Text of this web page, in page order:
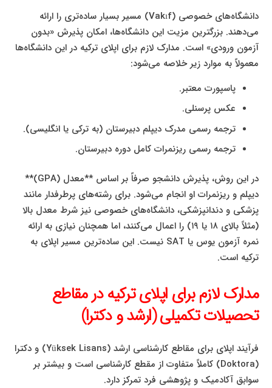
دانشگاه‌های خصوصی (Vakıf) مسیر بسیار ساده‌تری را ارائه
می‌دهند. بزرگترین مزیت این دانشگاه‌ها، امکان پذیرش «بدون
آزمون ورودی» است. مدارک لازم برای اپلای ترکیه در این دانشگاه‌ها
معمولاً به موارد زیر خلاصه می‌شود:
پاسپورت معتبر.
عکس پرسنلی.
ترجمه رسمی مدرک دیپلم دبیرستان (به ترکی یا انگلیسی).
ترجمه رسمی ریزنمرات کامل دوره دبیرستان.
در این روش، پذیرش دانشجو صرفاً بر اساس **معدل (GPA)**
دیپلم و ریزنمرات او انجام می‌شود. برای رشته‌های پرطرفدار مانند
پزشکی و دندانپزشکی، دانشگاه‌های خصوصی نیز شرط معدل بالا
(مثلاً بالای ۱۸ یا ۱۹) را اعمال می‌کنند، اما همچنان نیازی به ارائه
نمره آزمون یوس یا SAT نیست. این ساده‌ترین مسیر اپلای به
ترکیه است.
مدارک لازم برای اپلای ترکیه در مقاطع
تحصیلات تکمیلی (ارشد و دکترا)
فرآیند اپلای برای مقاطع کارشناسی ارشد (Yüksek Lisans) و دکترا
(Doktora) کاملاً متفاوت از مقطع کارشناسی است و بیشتر بر
سوابق آکادمیک و پژوهشی فرد تمرکز دارد.